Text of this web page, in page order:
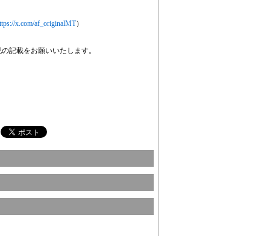
x.com/af_originalMT）
記載をお願いいたします。